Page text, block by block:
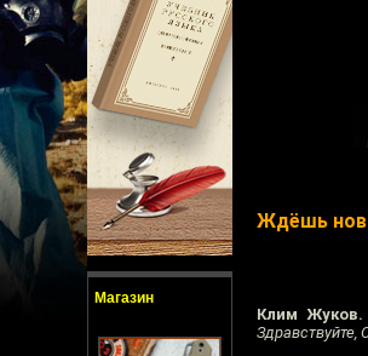
Магазин
Ждёшь
Клим Жуков.
Здравствуйте,